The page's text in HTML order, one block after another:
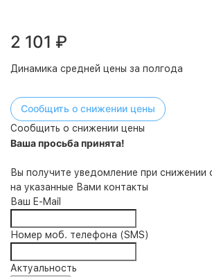
2 101 ₽
Динамика средней цены за полгода
Сообщить о снижении цены
Сообщить о снижении цены
Ваша просьба принята!
Вы получите уведомление при снижении
на указанные Вами контакты
Ваш E-Mail
Номер моб. телефона (SMS)
Актуальность